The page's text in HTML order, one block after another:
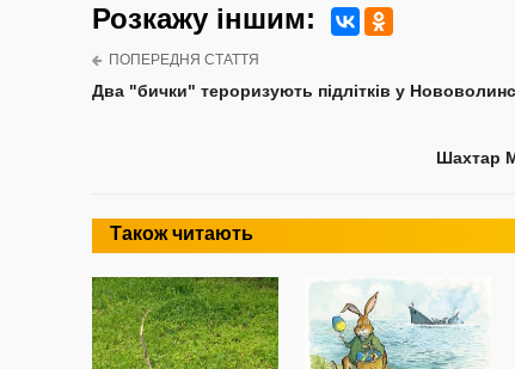
Розкажу iншим:
ПОПЕРЕДНЯ СТАТТЯ
Два "бички" тероризують підлітків у
Шахтар
Також читають